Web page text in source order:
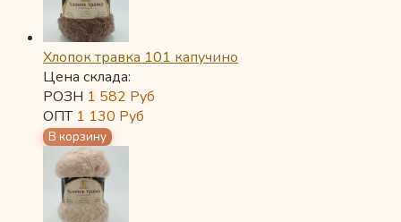
Хлопок травка 101 капучино
Цена склада:
РОЗН 1 582 Руб
ОПТ 1 130 Руб